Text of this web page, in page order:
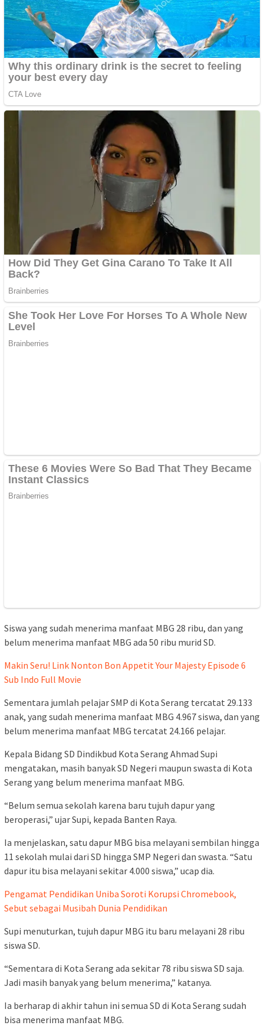
Siswa yang sudah menerima manfaat MBG 28 ribu, dan yang
belum menerima manfaat MBG ada 50 ribu murid SD.
Makin Seru! Link Nonton Bon Appetit Your Majesty Episode 6
Sub Indo Full Movie
Sementara jumlah pelajar SMP di Kota Serang tercatat 29.133
anak, yang sudah menerima manfaat MBG 4.967 siswa, dan yang
belum menerima manfaat MBG tercatat 24.166 pelajar.
Kepala Bidang SD Dindikbud Kota Serang Ahmad Supi
mengatakan, masih banyak SD Negeri maupun swasta di Kota
Serang yang belum menerima manfaat MBG.
“Belum semua sekolah karena baru tujuh dapur yang
beroperasi,” ujar Supi, kepada Banten Raya.
Ia menjelaskan, satu dapur MBG bisa melayani sembilan hingga
11 sekolah mulai dari SD hingga SMP Negeri dan swasta. “Satu
dapur itu bisa melayani sekitar 4.000 siswa,” ucap dia.
Pengamat Pendidikan Uniba Soroti Korupsi Chromebook,
Sebut sebagai Musibah Dunia Pendidikan
Supi menuturkan, tujuh dapur MBG itu baru melayani 28 ribu
siswa SD.
“Sementara di Kota Serang ada sekitar 78 ribu siswa SD saja.
Jadi masih banyak yang belum menerima,” katanya.
Ia berharap di akhir tahun ini semua SD di Kota Serang sudah
bisa menerima manfaat MBG.